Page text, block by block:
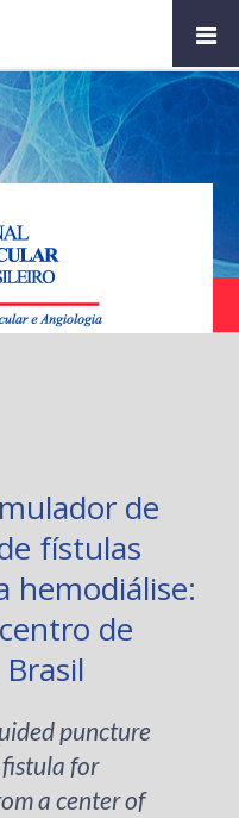
de
fístulas
hemodiálise:
de
puncture
for
a center of